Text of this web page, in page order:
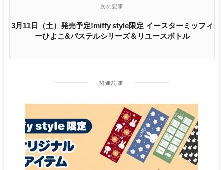
次の記事
3月11日（土）発売予定!miffy style限定 イースターミッフィ
ーひよこ&パステルシリーズ＆リユースボトル
関連記事